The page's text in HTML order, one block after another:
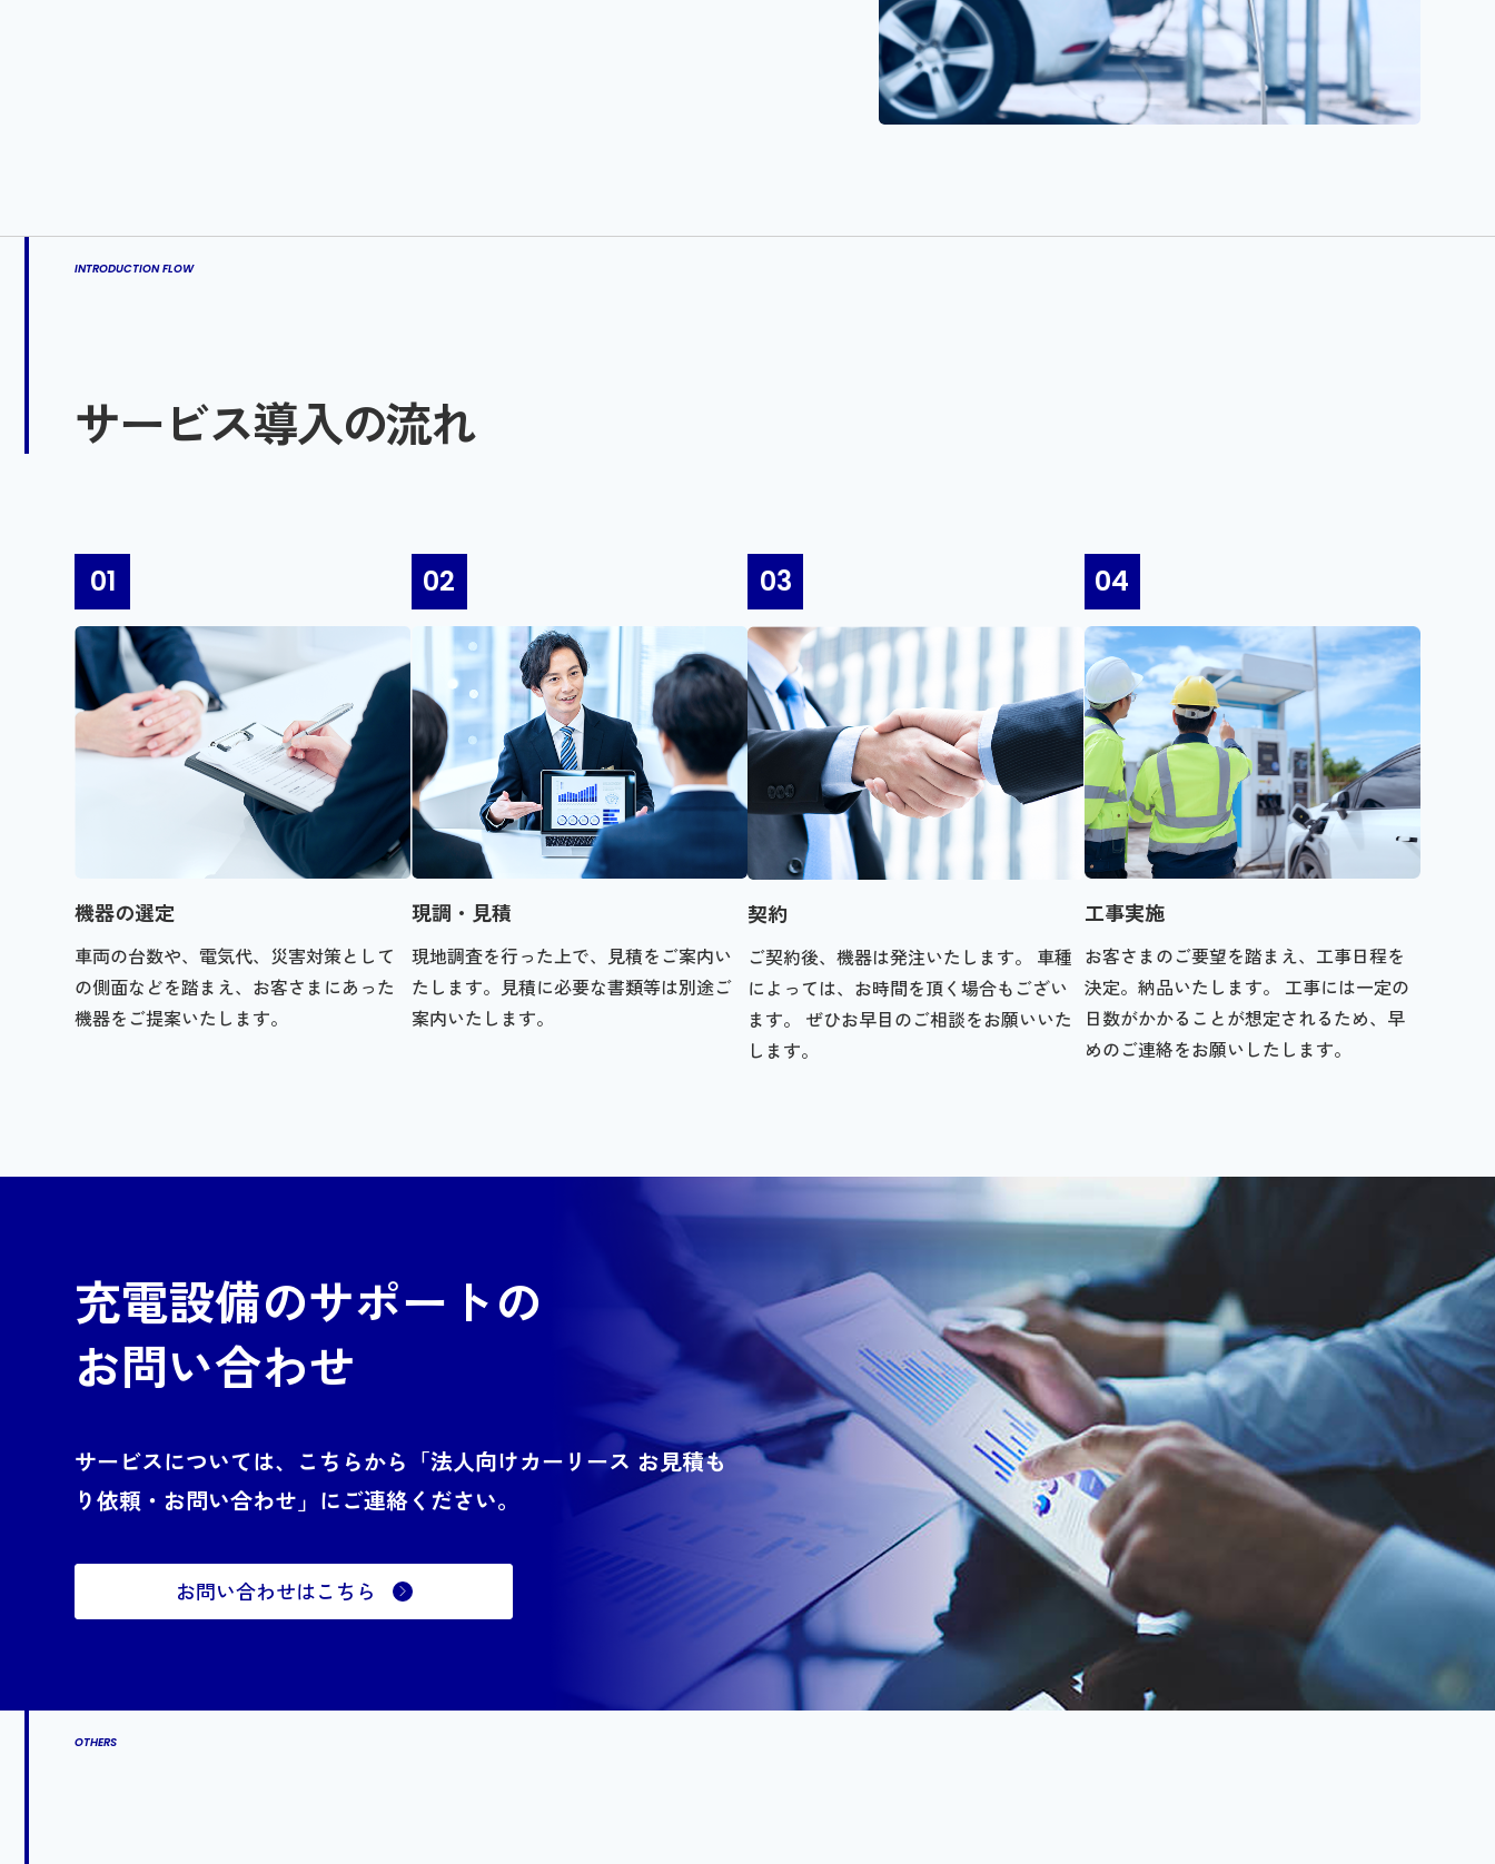
INTRODUCTION FLOW
サービス導入の流れ
機器の選定
車両の台数や、電気代、災害対策として
の側面などを踏まえ、お客さまにあった
機器をご提案いたします。
現調・見積
現地調査を行った上で、見積をご案内い
たします。見積に必要な書類等は別途ご
案内いたします。
契約
ご契約後、機器は発注いたします。 車種
によっては、お時間を頂く場合もござい
ます。 ぜひお早目のご相談をお願いいた
します。
工事実施
お客さまのご要望を踏まえ、工事日程を
決定。納品いたします。 工事には一定の
日数がかかることが想定されるため、早
めのご連絡をお願いしたします。
充電設備のサポートの
お問い合わせ
サービスについては、こちらから「法人向けカーリース お見積も
り依頼・お問い合わせ」にご連絡ください。
お問い合わせはこちら
OTHERS